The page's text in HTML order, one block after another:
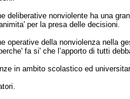
deliberative nonviolente ha una
per la presa delle decisioni.
operative della nonviolenza nella
fa si' che l’apporto di tutti
in ambito scolastico ed